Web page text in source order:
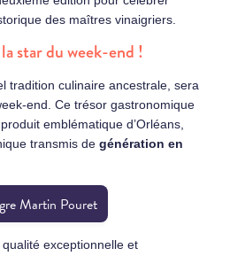
des maîtres vinaigriers.
star du week-end !
tradition culinaire ancestrale, sera
end. Ce trésor gastronomique
emblématique d’Orléans,
transmis de génération en
Martin Pouret
exceptionnelle et